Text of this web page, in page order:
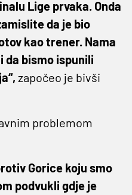
Lige prvaka. Onda
da je bio
kao trener. Nama
bismo ispunili
započeo je bivši
problemom
Gorice koju smo
podvukli gdje je